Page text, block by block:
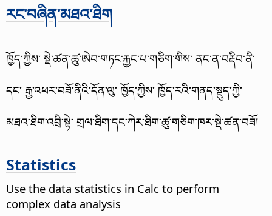
རང་བཞིན་མཐའ་ཐིག
ཁྱོད་ཀྱིས་ སྡེ་ཚན་ཚུ་ཨེབ་གཏང་རྐྱང་པ་གཅིག་གིས་ ནང་ན་བརྡིབ་ནི་
དང་ རྒྱ་འཕར་བཟོ་ནིའི་དོན་ལུ་ ཁྱོད་ཀྱིས་ ཁྱོད་རའི་གནད་སྡུད་ཀྱི་
མཐའ་ཐིག་འབྲི་སྟེ་ གྲལ་ཐིག་དང་ཀེར་ཐིག་ཚུ་གཅིག་ཁར་སྡེ་ཚན་བཟོ།
Statistics
Use the data statistics in Calc to perform
complex data analysis